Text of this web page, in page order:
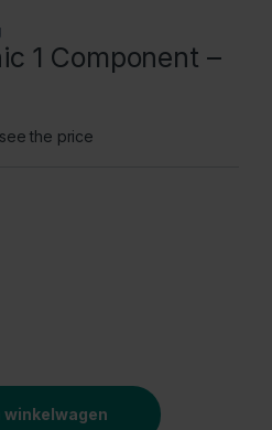
1 Component –
the price
winkelwagen